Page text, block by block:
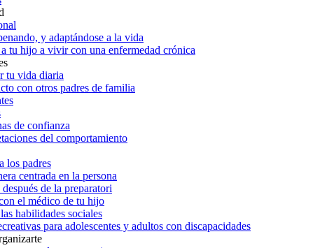
y adaptándose a la vida
tu hijo a vivir con una enfermedad crónica
tu vida diaria
con otros padres de familia
de confianza
del comportamiento
los padres
centrada en la persona
de la preparatori
el médico de tu hijo
habilidades sociales
para adolescentes y adultos con discapacidades